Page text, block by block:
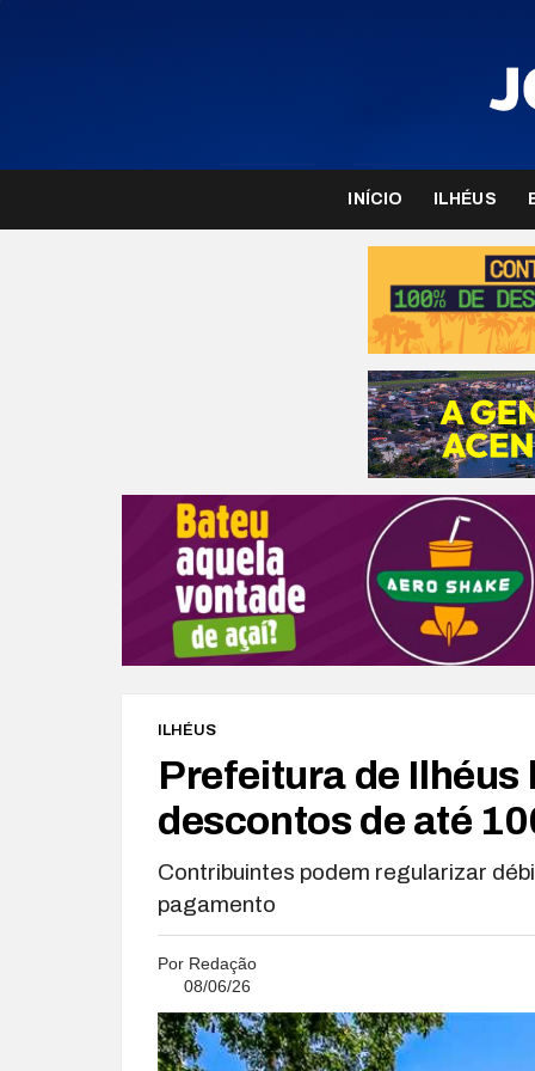
INÍCIO ILHÉUS
ILHÉUS
Prefeitura de
descontos de até
Contribuintes podem regularizar
pagamento
Por Redação
08/06/26